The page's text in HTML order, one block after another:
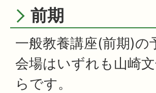
前期
一般教養講座(前期)
会場はいずれも山崎
らです。